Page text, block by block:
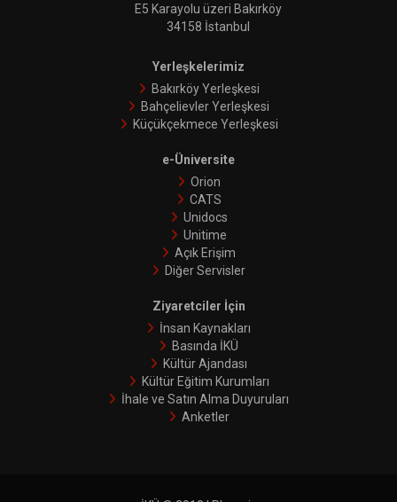
E5 Karayolu üzeri Bakırköy
34158 İstanbul
Yerleşkelerimiz
Bakırköy Yerleşkesi
Bahçelievler Yerleşkesi
Küçükçekmece Yerleşkesi
e-Üniversite
Orion
CATS
Unidocs
Unitime
Açık Erişim
Diğer Servisler
Ziyaretciler İçin
İnsan Kaynakları
Basında İKÜ
Kültür Ajandası
Kültür Eğitim Kurumları
İhale ve Satın Alma Duyuruları
Anketler